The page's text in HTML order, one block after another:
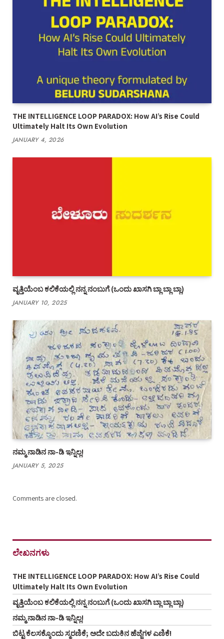
THE INTELLIGENCE LOOP PARADOX: How AI’s Rise Could
Ultimately Halt Its Own Evolution
JANUARY 4, 2026
ವೃತ್ತಿಯೆಂಬ ಕಲಿಕೆಯಲ್ಲಿ ನನ್ನ ನಂಬುಗೆ (ಒಂದು ಖಾಸಗಿ ಬ್ಲಾ ಬ್ಲಾ ಬ್ಲಾ)
JANUARY 10, 2025
ನಮ್ಮ ನಾಡಿನ ನಾ-ಡಿ ಇನ್ನಿಲ್ಲ!
JANUARY 5, 2025
Comments are closed.
ಲೇಖನಗಳು
THE INTELLIGENCE LOOP PARADOX: How AI’s Rise Could
Ultimately Halt Its Own Evolution
ವೃತ್ತಿಯೆಂಬ ಕಲಿಕೆಯಲ್ಲಿ ನನ್ನ ನಂಬುಗೆ (ಒಂದು ಖಾಸಗಿ ಬ್ಲಾ ಬ್ಲಾ ಬ್ಲಾ)
ನಮ್ಮ ನಾಡಿನ ನಾ-ಡಿ ಇನ್ನಿಲ್ಲ!
ಬಿಟ್ಟ ಕೆಲಸಕ್ಕೊಂದು ಸ್ಮರಣಿಕೆ; ಅದೇ ಬದುಕಿನ ಹೆಜ್ಜೆಗಳ ಎಣಿಕೆ!